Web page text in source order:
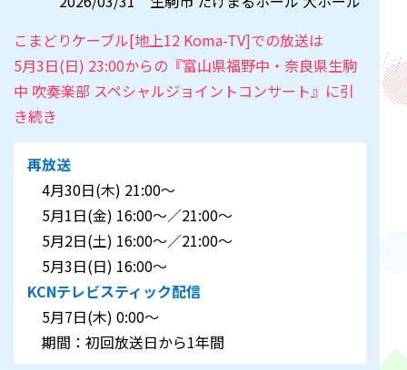
こまどりケーブル[地上12 Koma-TV]での放送は
5月3日(日) 23:00からの『富山県福野中・奈良県生駒
中 吹奏楽部 スペシャルジョイントコンサート』に引
き続き
再放送
4月30日(木) 21:00～
5月1日(金) 16:00～／21:00～
5月2日(土) 16:00～／21:00～
5月3日(日) 16:00～
KCNテレビスティック配信
5月7日(木) 0:00～
期間：初回放送日から1年間